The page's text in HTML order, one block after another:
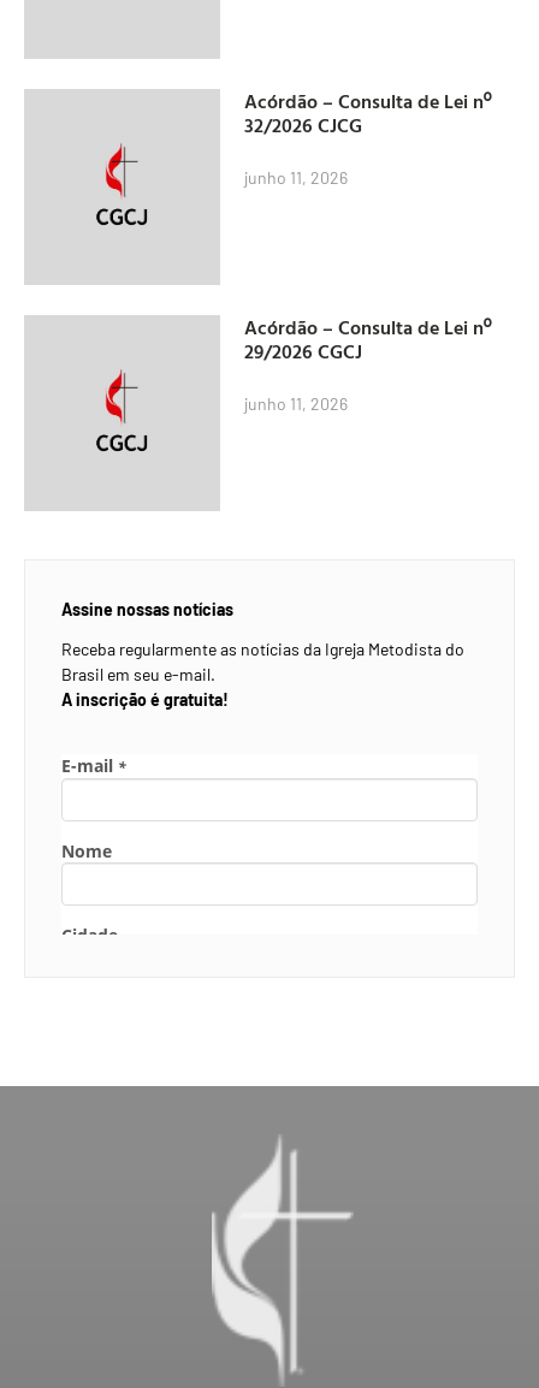
Acórdão – Consulta de Lei nº
32/2026 CJCG
junho 11, 2026
Acórdão – Consulta de Lei nº
29/2026 CGCJ
junho 11, 2026
Assine nossas notícias
Receba regularmente as notícias da Igreja Metodista do
Brasil em seu e-mail.
A inscrição é gratuita!